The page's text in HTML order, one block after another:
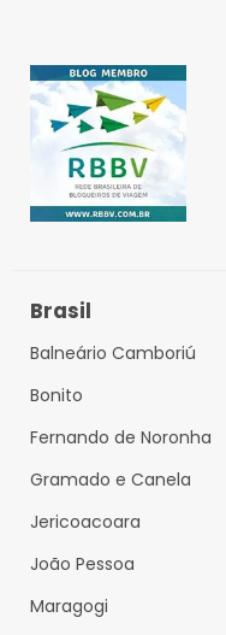
Brasil
Balneário Camboriú
Bonito
Fernando de Noronha
Gramado e Canela
Jericoacoara
João Pessoa
Maragogi